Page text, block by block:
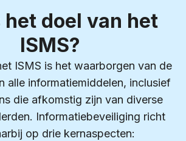
het doel van het
ISMS?
ISMS is het waarborgen van de
alle informatiemiddelen, inclusief
die afkomstig zijn van diverse
Informatiebeveiliging richt
op drie kernaspecten: